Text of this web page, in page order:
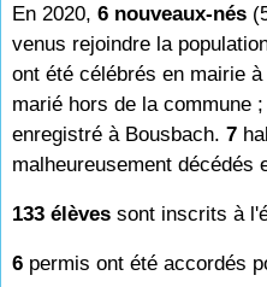
En 2020,6 nouveaux-nés
venus rejoindre la
ont été célébrés en mairie
marié hors de la commune
enregistré à Bousbach.7
malheureusement décédés
133 élèves sont inscrits à
6 permis ont été accordés